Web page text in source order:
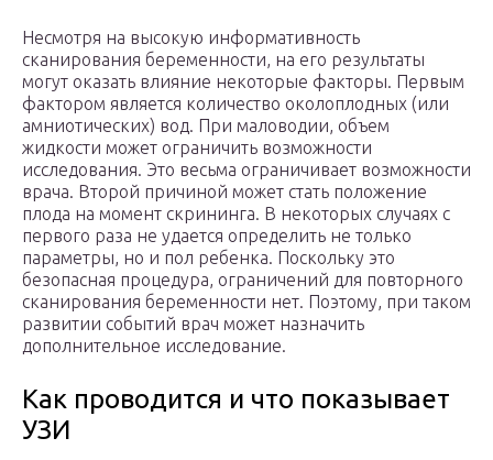
Несмотря на высокую информативность
сканирования беременности, на его результаты
могут оказать влияние некоторые факторы. Первым
фактором является количество околоплодных (или
амниотических) вод. При маловодии, объем
жидкости может ограничить возможности
исследования. Это весьма ограничивает возможности
врача. Второй причиной может стать положение
плода на момент скрининга. В некоторых случаях с
первого раза не удается определить не только
параметры, но и пол ребенка. Поскольку это
безопасная процедура, ограничений для повторного
сканирования беременности нет. Поэтому, при таком
развитии событий врач может назначить
дополнительное исследование.
Как проводится и что показывает
УЗИ